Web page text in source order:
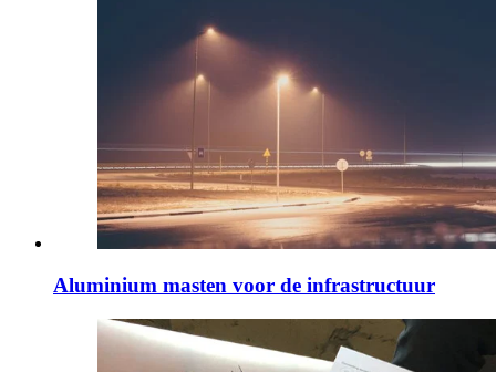
Aluminium masten voor de infrastructuur